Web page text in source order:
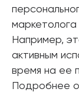
маркетолога
Например,
активным
время на ее
Подробнее